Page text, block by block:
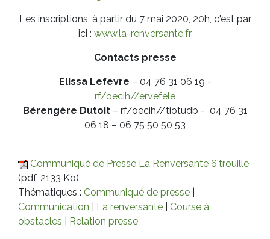
Les inscriptions, à partir du 7 mai 2020, 20h, c'est par
ici : www.la-renversante.fr
Contacts presse
Elissa Lefevre – 04 76 31 06 19 -
rf/oecih//ervefele
Bérengère Dutoit– rf/oecih//tiotudb - 04 76 31
06 18 – 06 75 50 50 53
Communiqué de Presse La Renversante 6'trouille
(pdf, 2133 Ko)
Thématiques : Communiqué de presse
Communication
La renversante
Course à
obstacles
Relation presse